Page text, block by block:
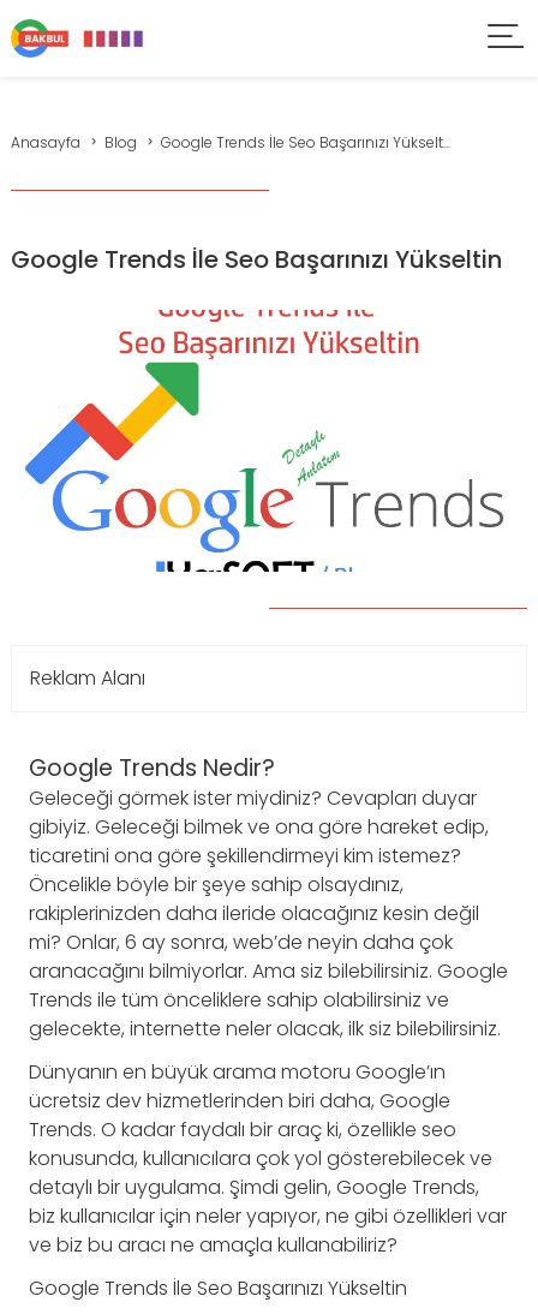
Anasayfa Blog Google Trends İle Seo Başarınızı Yükselt...
Google Trends İle Seo Başarınızı Yükseltin
Reklam Alanı
Google Trends Nedir?
Geleceği görmek ister miydiniz? Cevapları duyar
gibiyiz. Geleceği bilmek ve ona göre hareket edip,
ticaretini ona göre şekillendirmeyi kim istemez?
Öncelikle böyle bir şeye sahip olsaydınız,
rakiplerinizden daha ileride olacağınız kesin değil
mi? Onlar, 6 ay sonra, web’de neyin daha çok
aranacağını bilmiyorlar. Ama siz bilebilirsiniz. Google
Trends ile tüm önceliklere sahip olabilirsiniz ve
gelecekte, internette neler olacak, ilk siz bilebilirsiniz.
Dünyanın en büyük arama motoru Google’ın
ücretsiz dev hizmetlerinden biri daha, Google
Trends. O kadar faydalı bir araç ki, özellikle seo
konusunda, kullanıcılara çok yol gösterebilecek ve
detaylı bir uygulama. Şimdi gelin, Google Trends,
biz kullanıcılar için neler yapıyor, ne gibi özellikleri var
ve biz bu aracı ne amaçla kullanabiliriz?
Google Trends İle Seo Başarınızı Yükseltin